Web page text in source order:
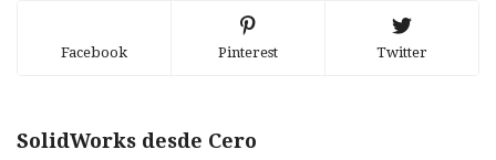
Facebook Pinterest Twitter
SolidWorks desde Cero